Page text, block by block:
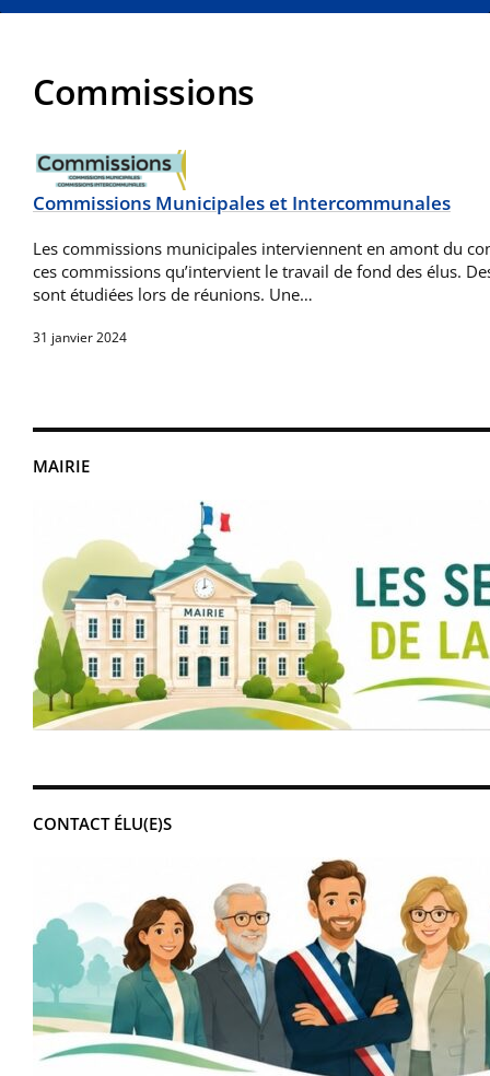
MAIRIE
CONTACT ÉLU(E)S
Commissions
Commissions Municipales et Intercommunales
Les commissions municipales interviennent en amont du
ces commissions qu’intervient le travail de fond des élus.
sont étudiées lors de réunions. Une…
31 janvier 2024